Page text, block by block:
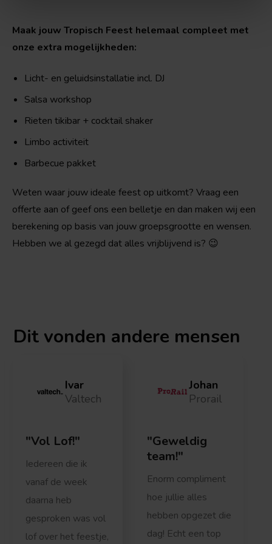
Maak jouw Tropisch Feest helemaal compleet met
onze extra mogelijkheden:
Licht- en geluidsinstallatie incl. DJ
Salsa workshop
Rieten tikibar + cocktail shaker
Limbo activiteit
Barbecue pakket
Weten waar jouw ideale feest op uitkomt? Vraag een
offerte aan of geef ons een belletje en dan maken wij een
berekening op basis van jouw groepsgrootte en wensen.
Hebben we al gezegd dat alles vrijblijvend is? 😉
Dit vonden andere mensen
Ivar
Valtech
Vol Lof!
Iedereen die ik
vanaf de week
daarna heb
gesproken was vol
lof over het feestje,
Johan
Prorail
Geweldig
team!
Enorm compliment
hoe jullie alles
hebben opgezet die
dag! Echt een top